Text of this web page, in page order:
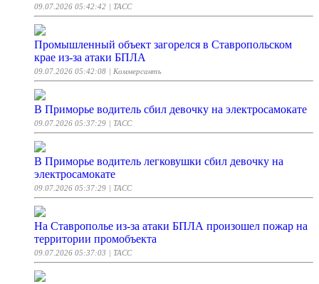
09.07.2026 05:42:42 | ТАСС
Промышленный объект загорелся в Ставропольском
крае из-за атаки БПЛА
09.07.2026 05:42:08 | Коммерсантъ
В Приморье водитель сбил девочку на электросамокате
09.07.2026 05:37:29 | ТАСС
В Приморье водитель легковушки сбил девочку на
электросамокате
09.07.2026 05:37:29 | ТАСС
На Ставрополье из-за атаки БПЛА произошел пожар на
территории промобъекта
09.07.2026 05:37:03 | ТАСС